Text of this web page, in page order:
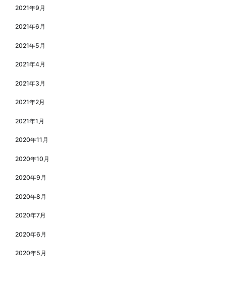
2021年9月
2021年6月
2021年5月
2021年4月
2021年3月
2021年2月
2021年1月
2020年11月
2020年10月
2020年9月
2020年8月
2020年7月
2020年6月
2020年5月